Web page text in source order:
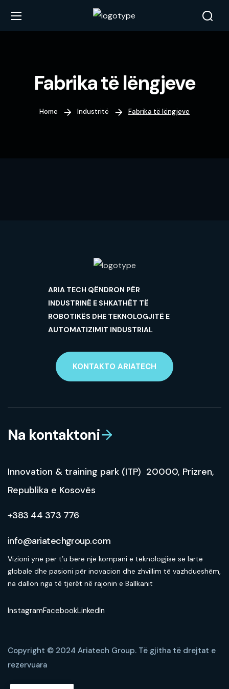
Fabrika të lëngjeve
Home Industritë Fabrika të lëngjeve
ARIA TECH QËNDRON PËR
INDUSTRINË E SHKATHËT TË
ROBOTIKËS DHE TEKNOLOGJITË E
AUTOMATIZIMIT INDUSTRIAL
KONTAKTO ARIATECH
Na kontaktoni
Innovation & training park (ITP) 20000, Prizren,
Republika e Kosovës
+383 44 373 776
info@ariatechgroup.com
Vizioni ynë për t’u bërë një kompani e teknologjisë së lartë
globale dhe pasioni për inovacion dhe zhvillim të vazhdueshëm,
na dallon nga të tjerët në rajonin e Ballkanit
InstagramFacebookLinkedIn
Copyright © 2024 Ariatech Group. Të gjitha të drejtat e
rezervuara